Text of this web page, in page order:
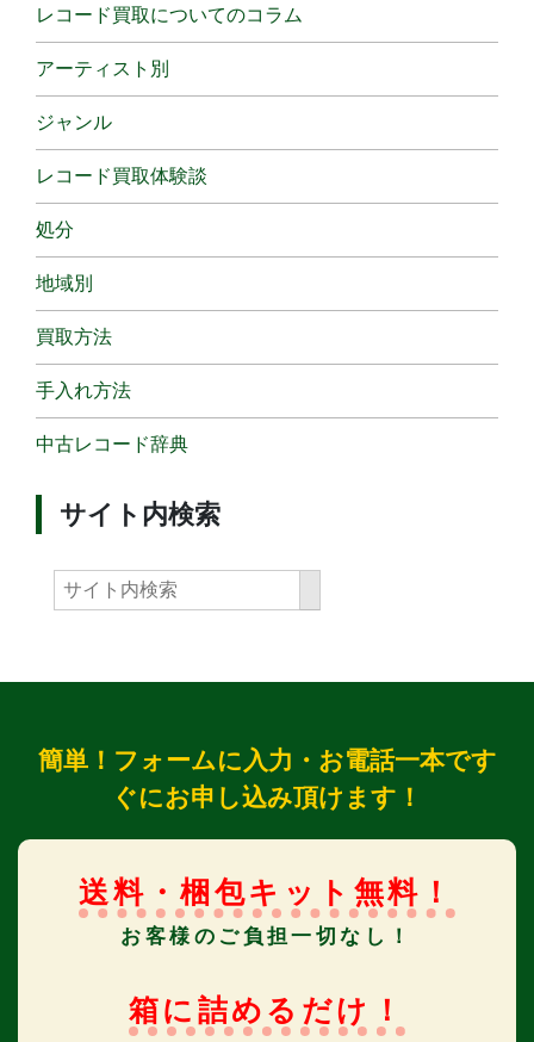
レコード買取についてのコラム
アーティスト別
ジャンル
レコード買取体験談
処分
地域別
買取方法
手入れ方法
中古レコード辞典
サイト内検索
簡単！フォームに入力・お電話一本です
ぐにお申し込み頂けます！
送料・梱包キット無料！
お客様のご負担一切なし！
箱に詰めるだけ！